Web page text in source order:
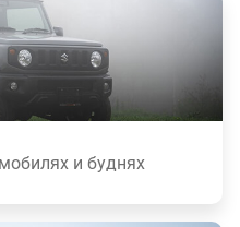
и буднях